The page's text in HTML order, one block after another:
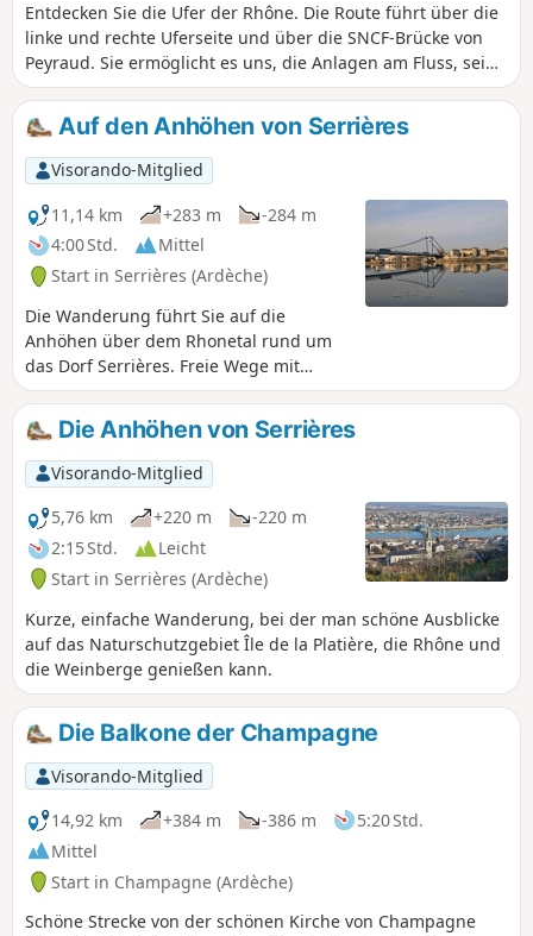
Entdecken Sie die Ufer der Rhône. Die Route führt über die
linke und rechte Uferseite und über die SNCF-Brücke von
Peyraud. Sie ermöglicht es uns, die Anlagen am Fluss, seine
Hochwasser, die Fauna und Flora zu entdecken.
Markierungen zeigen die verschiedenen Hochwasserstände
entlang des Weges an.
Auf den Anhöhen von Serrières
Visorando-Mitglied
11,14 km
+283 m
-284 m
4:00 Std.
Mittel
Start in Serrières (Ardèche)
Die Wanderung führt Sie auf die
Anhöhen über dem Rhonetal rund um
das Dorf Serrières. Freie Wege mit
schöner Aussicht auf das Rhonetal und
die Alpen sowie angenehm bewaldete
Wege wechseln sich auf der gesamten
Strecke ab. Zu Beginn der Wanderung
durchqueren Sie das alte Serrières, das
einen kleinen Abstecher wert ist.
Die Anhöhen von Serrières
Visorando-Mitglied
5,76 km
+220 m
-220 m
2:15 Std.
Leicht
Start in Serrières (Ardèche)
Kurze, einfache Wanderung, bei der man schöne Ausblicke
auf das Naturschutzgebiet Île de la Platière, die Rhône und
die Weinberge genießen kann.
Die Balkone der Champagne
Visorando-Mitglied
14,92 km
+384 m -386 m
5:20 Std.
Mittel
Start in Champagne (Ardèche)
Schöne Strecke von der schönen Kirche von Champagne